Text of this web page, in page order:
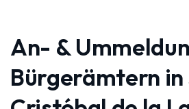
An- &
Bürgerämtern in